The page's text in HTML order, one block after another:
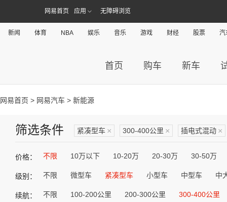
网易首页 应用 无障碍浏览
新闻 体育 NBA 娱乐 音乐 游戏 财经 股票 汽
首页 购车 新车
网易首页 > 网易汽车 > 新能源
筛选条件 紧凑型车 × 300-400公里 × 插电式混动 ×
价格： 不限 10万以下 10-20万 20-30万 30-50万
级别： 不限 微型车 紧凑型车 小型车 中型车 中
续航： 不限 100-200公里 200-300公里 300-400公里